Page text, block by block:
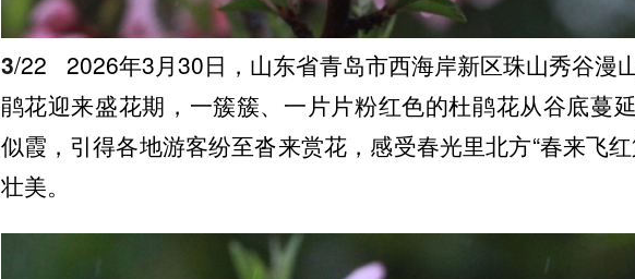
3/22
2026年3月30日，山东省青岛市西海岸新区珠山秀谷漫
鹃花迎来盛花期，一簇簇、一片片粉红色的杜鹃花从谷底蔓
似霞，引得各地游客纷至沓来赏花，感受春光里北方“春来飞
壮美。